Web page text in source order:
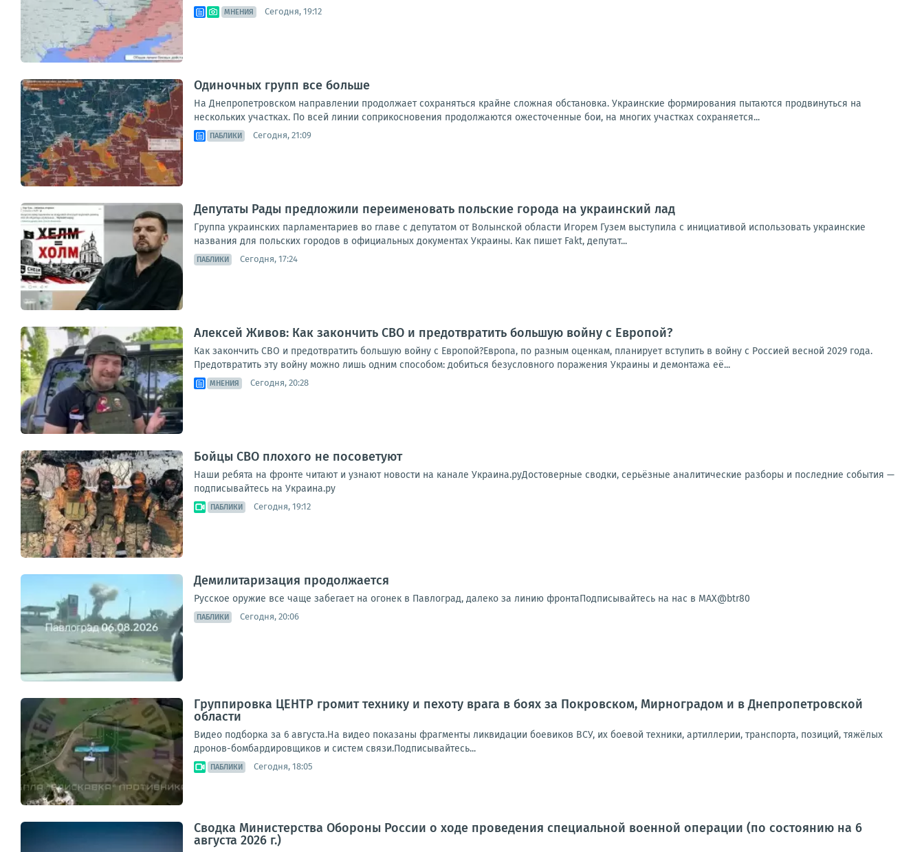
МНЕНИЯ Сегодня, 19:12
Одиночных групп все больше
На Днепропетровском направлении продолжает сохраняться крайне сложная обстановка. Украинские формирования пытаются продвинуться на
нескольких участках. По всей линии соприкосновения продолжаются ожесточенные бои, на многих участках сохраняется...
ПАБЛИКИ Сегодня, 21:09
Депутаты Рады предложили переименовать польские города на украинский лад
Группа украинских парламентариев во главе с депутатом от Волынской области Игорем Гузем выступила с инициативой использовать украинские
названия для польских городов в официальных документах Украины. Как пишет Fakt, депутат...
ПАБЛИКИ Сегодня, 17:24
Алексей Живов: Как закончить СВО и предотвратить большую войну с Европой?
Как закончить СВО и предотвратить большую войну с Европой?Европа, по разным оценкам, планирует вступить в войну с Россией весной 2029 года.
Предотвратить эту войну можно лишь одним способом: добиться безусловного поражения Украины и демонтажа её...
МНЕНИЯ Сегодня, 20:28
Бойцы СВО плохого не посоветуют
Наши ребята на фронте читают и узнают новости на канале Украина.руДостоверные сводки, серьёзные аналитические разборы и последние события —
подписывайтесь на Украина.ру
ПАБЛИКИ Сегодня, 19:12
Демилитаризация продолжается
Русское оружие все чаще забегает на огонек в Павлоград, далеко за линию фронтаПодписывайтесь на нас в MAX@btr80
ПАБЛИКИ Сегодня, 20:06
Группировка ЦЕНТР громит технику и пехоту врага в боях за Покровском, Мирноградом и в Днепропетровской
области
Видео подборка за 6 августа.На видео показаны фрагменты ликвидации боевиков ВСУ, их боевой техники, артиллерии, транспорта, позиций, тяжёлых
дронов-бомбардировщиков и систем связи.Подписывайтесь...
ПАБЛИКИ Сегодня, 18:05
Сводка Министерства Обороны России о ходе проведения специальной военной операции (по состоянию на 6
августа 2026 г.)